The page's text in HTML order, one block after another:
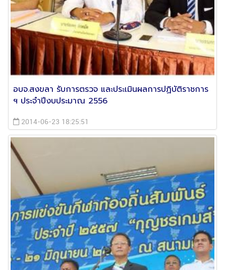
อบจ.สงขลา รับการตรวจ และประเมินผลการปฏิบัติราชการ
ฯ ประจำปีงบประมาณ 2556
2014-06-23 18:25:51